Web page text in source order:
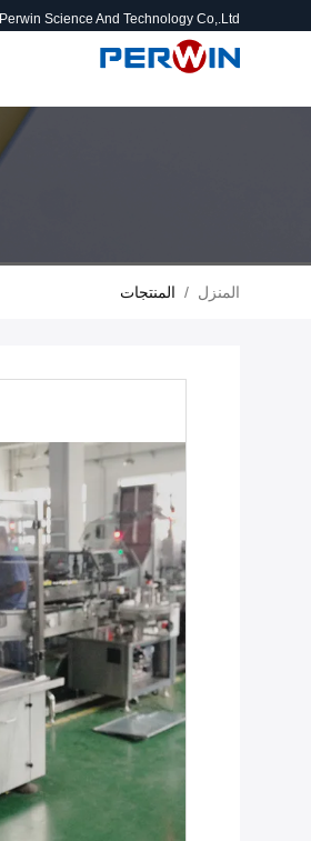
Perwin Science And Technology Co,.Ltd
المنزل / المنتجات